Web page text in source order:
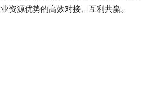
资源优势的高效对接、互利共赢。